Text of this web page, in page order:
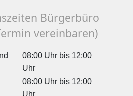
Bürgerbüro
vereinbaren)
08:00 Uhr bis 12:00
Uhr
08:00 Uhr bis 12:00
Uhr